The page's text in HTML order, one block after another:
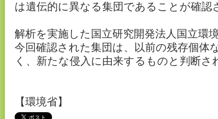
は遺伝的に異なる集団であることが確認
解析を実施した国立研究開発法人国立環
今回確認された集団は、以前の残存個体
く、新たな侵入に由来するものと判断さ
【環境省】